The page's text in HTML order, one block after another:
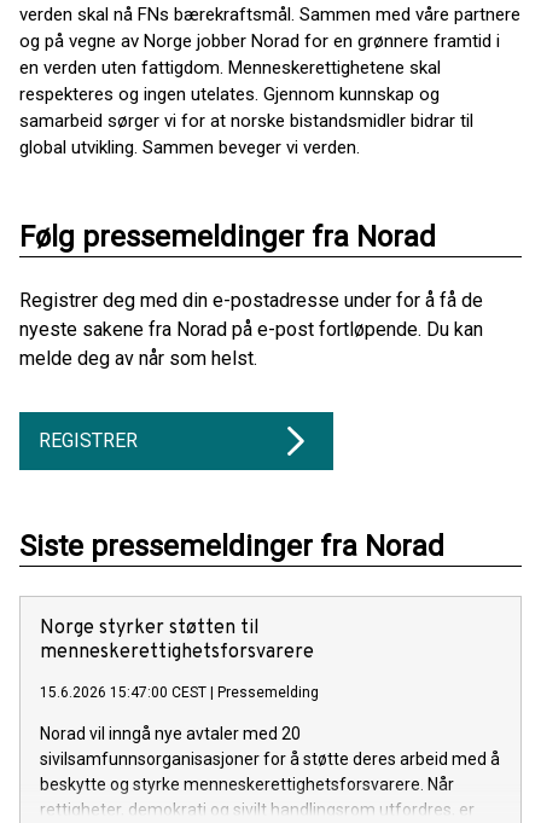
verden skal nå FNs bærekraftsmål. Sammen med våre partnere
og på vegne av Norge jobber Norad for en grønnere framtid i
en verden uten fattigdom. Menneskerettighetene skal
respekteres og ingen utelates. Gjennom kunnskap og
samarbeid sørger vi for at norske bistandsmidler bidrar til
global utvikling. Sammen beveger vi verden.
Følg pressemeldinger fra Norad
Registrer deg med din e-postadresse under for å få de
nyeste sakene fra Norad på e-post fortløpende. Du kan
melde deg av når som helst.
REGISTRER
Siste pressemeldinger fra Norad
Norge styrker støtten til
menneskerettighetsforsvarere
15.6.2026 15:47:00 CEST Pressemelding
Norad vil inngå nye avtaler med 20
sivilsamfunnsorganisasjoner for å støtte deres arbeid med å
beskytte og styrke menneskerettighetsforsvarere. Når
rettigheter, demokrati og sivilt handlingsrom utfordres, er